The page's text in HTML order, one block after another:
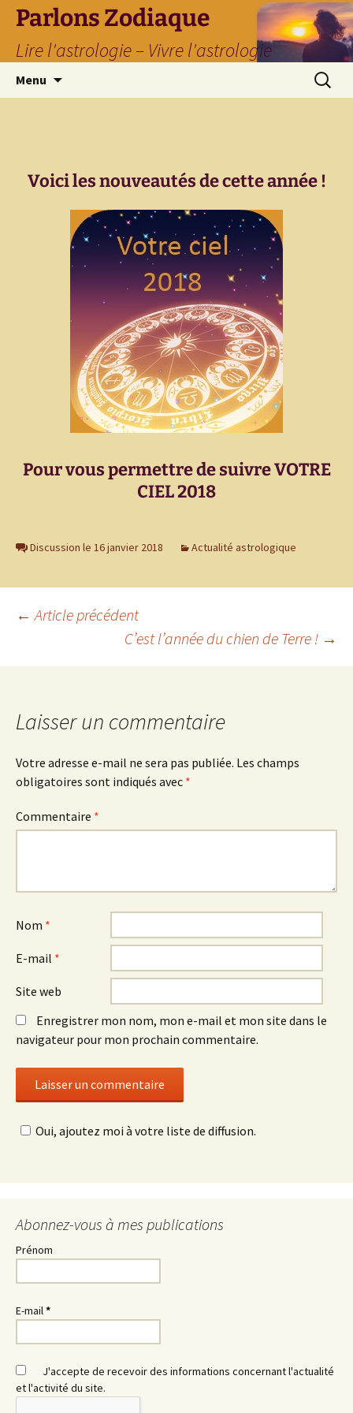
Parlons Zodiaque
Lire l'astrologie – Vivre l'astrologie
Menu
Voici les nouveautés de cette année !
Pour vous permettre de suivre VOTRE
CIEL 2018
Discussion le 16 janvier 2018 Actualité astrologique
Navigation
des
articles
← Article précédent
C’est l’année du chien de Terre ! →
Laisser un commentaire
Votre adresse e-mail ne sera pas publiée. Les champs
obligatoires sont indiqués avec *
Commentaire *
Nom *
E-mail *
Site web
Enregistrer mon nom, mon e-mail et mon site dans le
navigateur pour mon prochain commentaire.
Oui, ajoutez moi à votre liste de diffusion.
Abonnez-vous à mes publications
Prénom
E-mail*
J'accepte de recevoir des informations concernant l'actualité
et l'activité du site.